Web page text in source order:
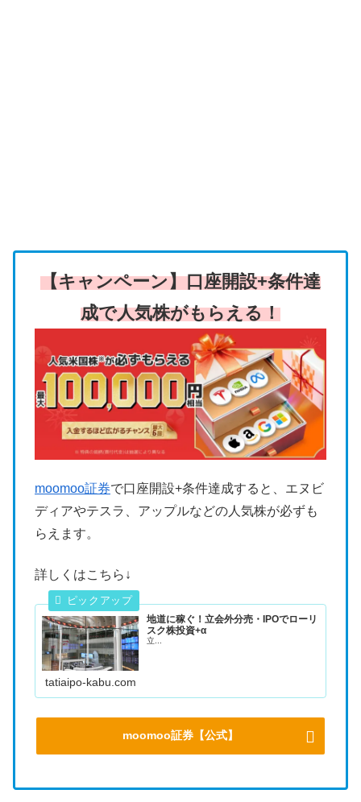
【キャンペーン】口座開設+条件達
成で人気株がもらえる！
moomoo証券で口座開設+条件達成すると、エヌビ
ディアやテスラ、アップルなどの人気株が必ずも
らえます。
詳しくはこちら↓
地道に稼ぐ！立会外分売・IPOでローリ
スク株投資+α
立...
tatiaipo-kabu.com
moomoo証券【公式】